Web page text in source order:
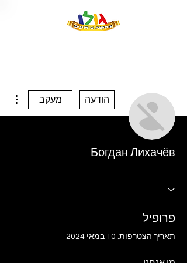
הודעה מעקב
Богдан Лихачёв
פרופיל
תאריך הצטרפות: 10 במאי 2024